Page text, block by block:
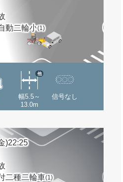
動二輪小(1)
幅5.5～
13.0m
他
信号なし
)22:25
二種二輪車(1)